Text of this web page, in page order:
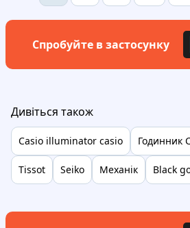
Спробуйте в застосунку
Дивіться також
Casio illuminator casio Годинник
Tissot Seiko Механік Black